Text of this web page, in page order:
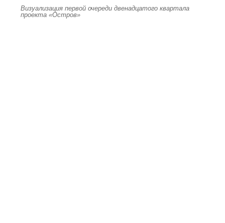
Визуализация первой очереди двенадцатого квартала
проекта «Остров»